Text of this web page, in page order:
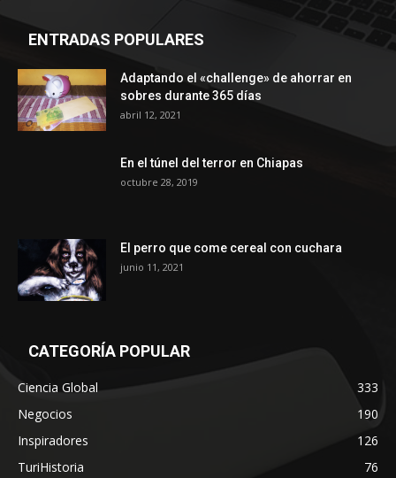
ENTRADAS POPULARES
Adaptando el «challenge» de ahorrar en
sobres durante 365 días
abril 12, 2021
En el túnel del terror en Chiapas
octubre 28, 2019
El perro que come cereal con cuchara
junio 11, 2021
CATEGORÍA POPULAR
Ciencia Global
333
Negocios
190
Inspiradores
126
TuriHistoria
76